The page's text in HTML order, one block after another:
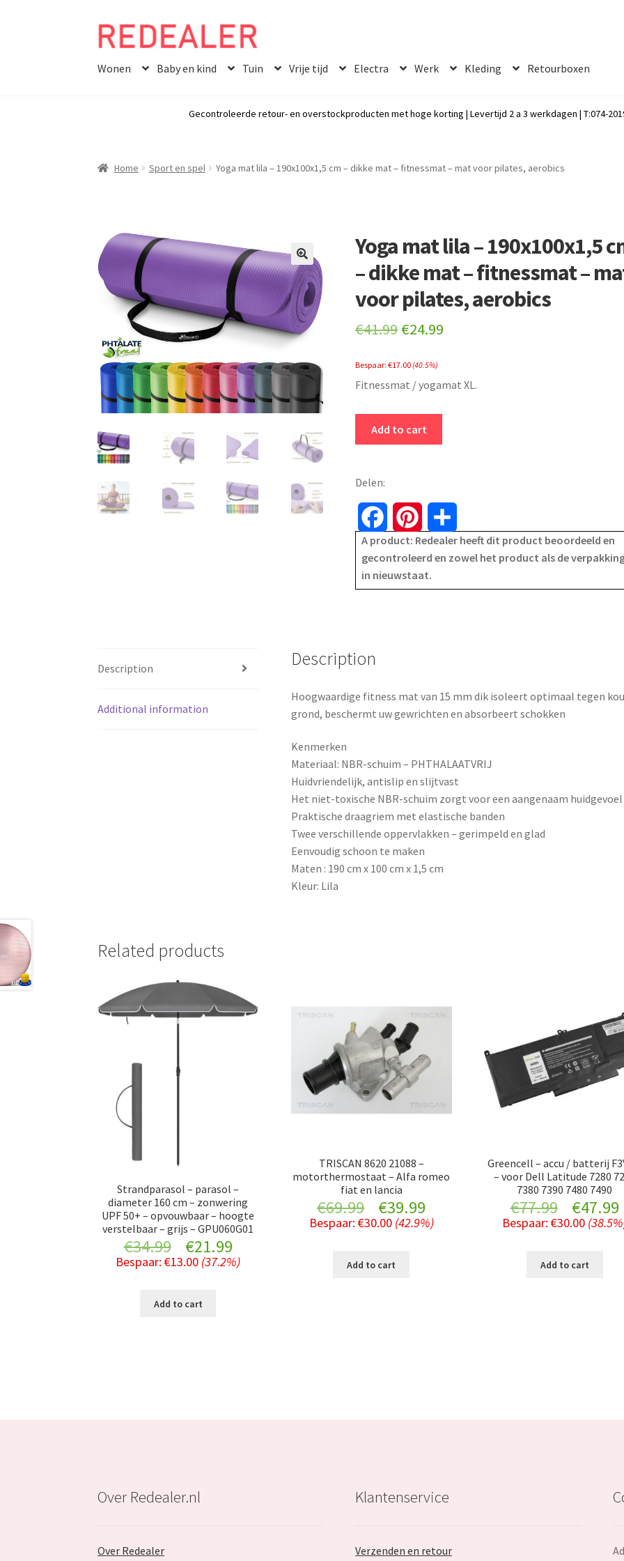
Skip
navigation
Skip
content
Wonen Baby en kind Tuin Vrije tijd Electra Werk Kleding Retourboxen
Gecontroleerde retour- en overstockproducten met hoge korting | Levertijd 2 a 3 werkdagen | T:074-
Home Sport en spel Yoga mat lila – 190x100x1,5 cm – dikke mat – fitnessmat – mat voor pilates, aerobics
🔍
Yoga mat lila – 190x100x1,5
– dikke mat – fitnessmat –
voor pilates, aerobics
€41.99 Original
was:
€24.99
is:
Bespaar:€17.00(40.5%)
Fitnessmat / yogamat XL.
Yoga
mat
-
cm
-
dikke
mat
voor
aerobics
Add to cart
Delen:
a
c
o
k
i
n
e
s
h
A product: Redealer heeft dit product beoordeeld en
gecontroleerd en zowel het product als de
in nieuwstaat.
Description
Additional information
Description
Hoogwaardige fitness mat van 15 mm dik isoleert optimaal tegen
grond, beschermt uw gewrichten en absorbeert schokken
Kenmerken
Materiaal: NBR-schuim – PHTHALAATVRIJ
Huidvriendelijk, antislip en slijtvast
Het niet-toxische NBR-schuim zorgt voor een aangenaam huidgevoel
Praktische draagriem met elastische banden
Twee verschillende oppervlakken – gerimpeld en glad
Eenvoudig schoon te maken
Maten : 190 cm x 100 cm x 1,5 cm
Kleur: Lila
Related products
Strandparasol – parasol –
diameter 160 cm – zonwering
UPF 50+ – opvouwbaar – hoogte
verstelbaar – grijs – GPU060G01
€34.99
Original
price
was:
€21.99Current
price
Bespaar:€13.00 (37.2%)
Add to cart
TRISCAN 8620 21088 –
motorthermostaat – Alfa romeo
fiat en lancia
€69.99
Original
price
was:
€39.99
price
Bespaar: €30.00 (42.9%)
Add to cart
Greencell – accu / batterij
– voor Dell Latitude 7280
7380 7390 7480 7490
€77.99
Original
price
was:
€47.99
Bespaar:€30.00
Add to cart
Over Redealer.nl
Over Redealer
Klantenservice
Verzenden en retour